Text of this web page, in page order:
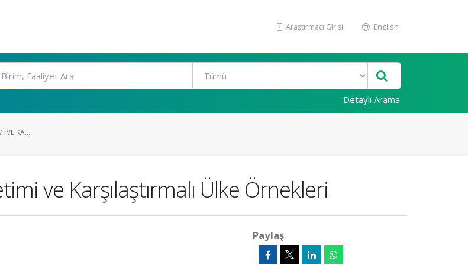
Araştırmacı Girişi English
Detaylı Arama
VE KA...
ve Karşılaştırmalı Ülke Örnekleri
Paylaş